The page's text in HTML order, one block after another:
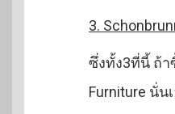
3.
ซึ่งทั้ง3ที่นี้ ถ้า
Furniture นั่น